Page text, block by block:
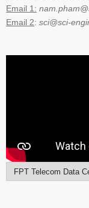
Email 1:
Email 2: sci@sci-